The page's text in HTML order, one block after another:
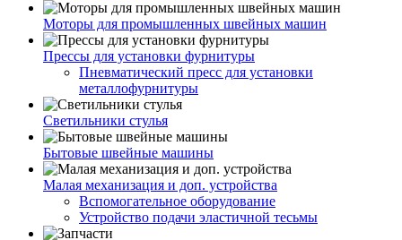
Моторы для промышленных швейных машин
Прессы для установки фурнитуры
Пневматический пресс для установки
металлофурнитуры
Светильники стулья
Бытовые швейные машины
Малая механизация и доп. устройства
Вспомогательное оборудование
Устройство подачи эластичной тесьмы